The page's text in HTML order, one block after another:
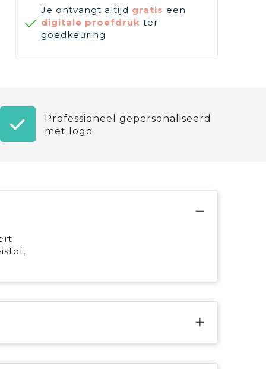
Je ontvangt altijd gratis een
digitale proefdruk ter
goedkeuring
Professioneel gepersonaliseerd
met logo